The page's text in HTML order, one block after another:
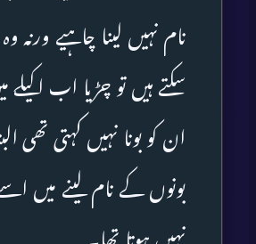
نام نہیں لینا چاہیے ورنہ
سکتے ہیں تو چڑیا اب اکیلے
ان کو بونا نہیں کہتی تھی
بونوں کے نام لینے میں